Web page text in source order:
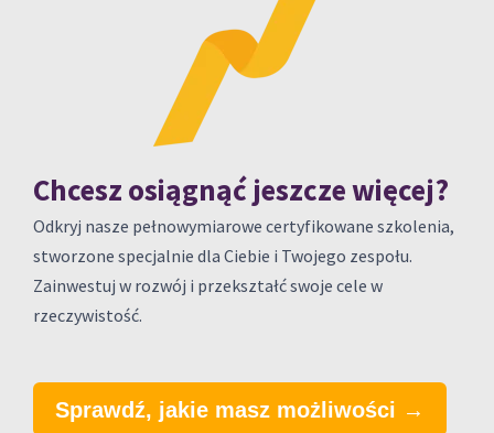
Chcesz osiągnąć jeszcze więcej?
Odkryj nasze pełnowymiarowe certyfikowane szkolenia,
stworzone specjalnie dla Ciebie i Twojego zespołu.
Zainwestuj w rozwój i przekształć swoje cele w
rzeczywistość.
Sprawdź, jakie masz możliwości →